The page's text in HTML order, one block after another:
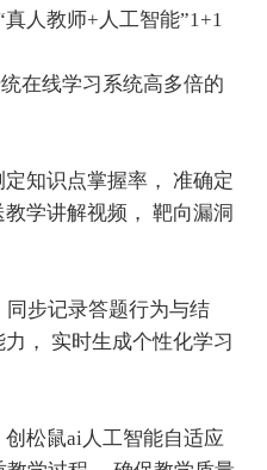
人教师+人工智能”1+1
在线学习系统高多倍的
知识点掌握率， 准确定
学讲解视频， 靶向漏洞
步记录答题行为与结
， 实时生成个性化学习
松鼠ai人工智能自适应